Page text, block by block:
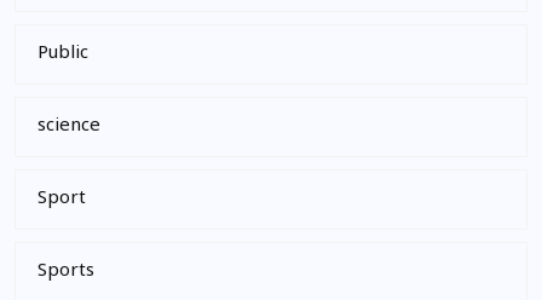
Public
science
Sport
Sports